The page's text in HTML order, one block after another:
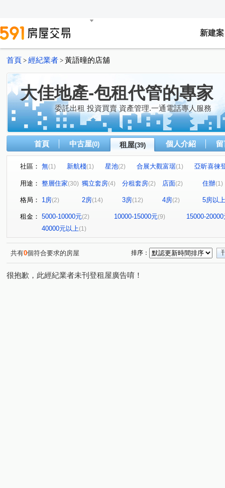
新建案
首頁 > 經紀業者 > 黃語曈的店舖
大佳地產-包租代管的專家
委託出租 投資買賣 資產管理.一通電話專人服務
首頁 中古屋(0) 租屋(39) 個人介紹
社區： 無(1) 新航棧(1) 星池(2) 合展大觀富琚(1)
亞昕喜徠
無 (1) 音悅琉璃 (1) 和境寓見 (2) 三本四季 大來賞
青川馥
遠雄夏沐 桃園第一廣場二期商業大樓(1)
達曜輕鬆GO(1) 竹城鶴岡(1) 雙享樓(1) 昭揚君喆 (1)
傳佳謙里(1)
竹城和賞(1) 中興路(1) 大觀路(1) 南福街(2)
六合一
自立一街(1) 春日路 (1) 中正三街(1)
莊敬
美和路(1) 青田街(1) 富國路三段(1) 中山東路(1)
航
楊湖路四段(1) 海方路 (1) 中正一路
用途： 整層住家(30) 獨立套房(4) 分租套房(2) 店面(2) 住辦(1)
格局： 1房(2) 2房(14) 3房(12) 4房(2) 5房以上
租金： 5000-10000元(2) 10000-15000元(9)
15000-20000
40000元以上(1)
共有0個符合要求的房屋 排序：
很抱歉，此經紀業者未刊登租屋廣告唷！